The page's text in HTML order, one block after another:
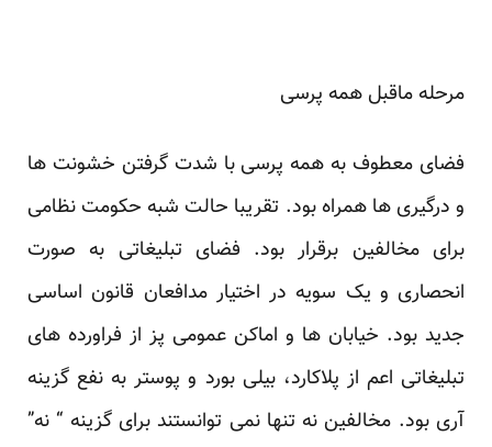
مرحله ماقبل همه پرسی
فضای معطوف به همه پرسی با شدت گرفتن خشونت ها
و درگیری ها همراه بود. تقریبا حالت شبه حکومت نظامی
برای مخالفین برقرار بود. فضای تبلیغاتی به صورت
انحصاری و یک سویه در اختیار مدافعان قانون اساسی
جدید بود. خیابان ها و اماکن عمومی پز از فراورده های
تبلیغاتی اعم از پلاکارد، بیلی بورد و پوستر به نفع گزینه
آری بود. مخالفین نه تنها نمی توانستند برای گزینه “ نه”